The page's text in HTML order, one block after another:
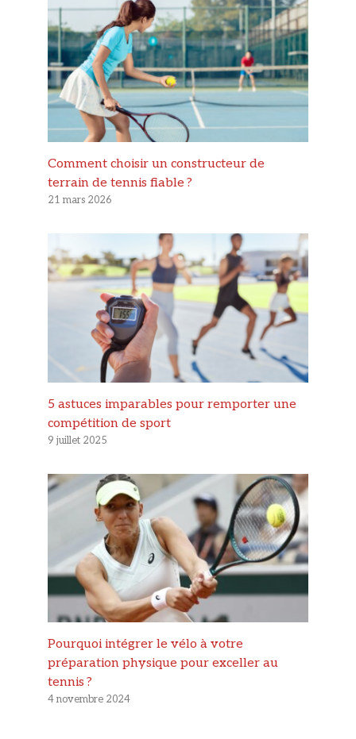
Comment choisir un constructeur de
terrain de tennis fiable ?
21 mars 2026
5 astuces imparables pour remporter une
compétition de sport
9 juillet 2025
Pourquoi intégrer le vélo à votre
préparation physique pour exceller au
tennis ?
4 novembre 2024